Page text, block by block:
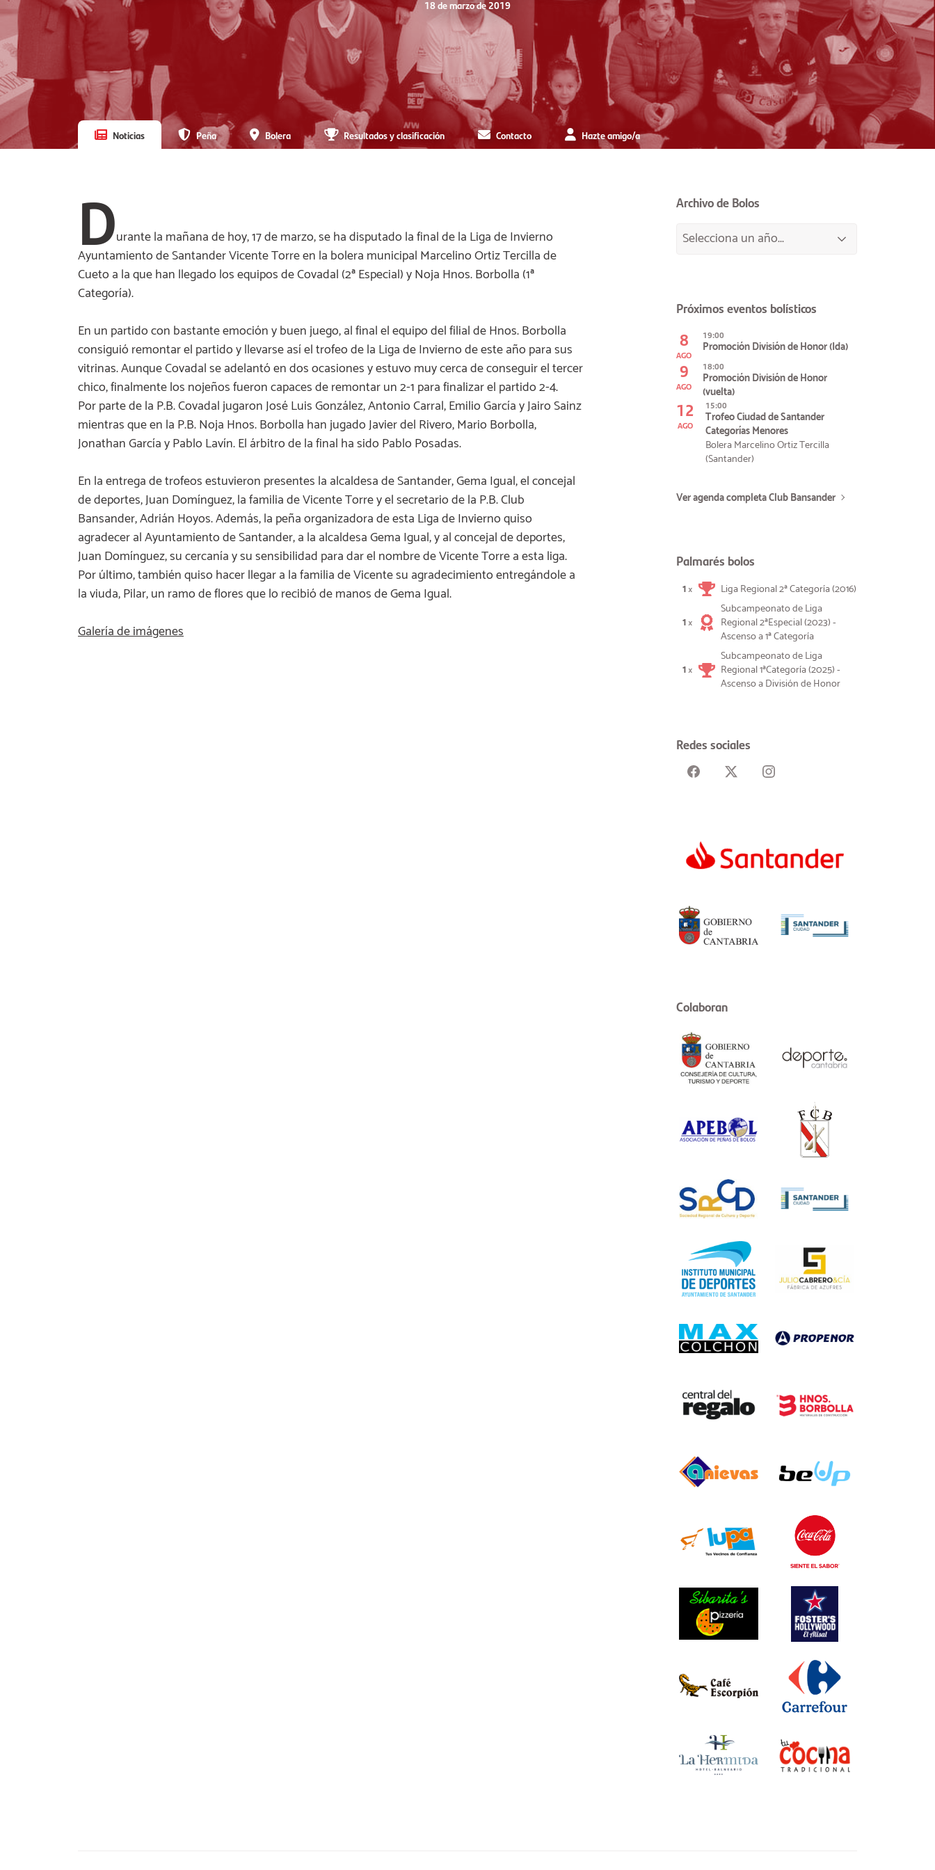
18 de marzo de 2019
Noticias Peña Bolera Resultados y clasificación Contacto Hazte amigo/a
Durante la mañana de hoy, 17 de marzo, se ha disputado la final de la Liga de Invierno
Ayuntamiento de Santander Vicente Torre en la bolera municipal Marcelino Ortiz Tercilla de
Cueto a la que han llegado los equipos de Covadal (2ª Especial) y Noja Hnos. Borbolla (1ª
Categoría).
En un partido con bastante emoción y buen juego, al final el equipo del filial de Hnos. Borbolla
consiguió remontar el partido y llevarse así el trofeo de la Liga de Invierno de este año para sus
vitrinas. Aunque Covadal se adelantó en dos ocasiones y estuvo muy cerca de conseguir el tercer
chico, finalmente los nojeños fueron capaces de remontar un 2-1 para finalizar el partido 2-4.
Por parte de la P.B. Covadal jugaron José Luis González, Antonio Carral, Emilio García y Jairo Sainz
mientras que en la P.B. Noja Hnos. Borbolla han jugado Javier del Rivero, Mario Borbolla,
Jonathan García y Pablo Lavín. El árbitro de la final ha sido Pablo Posadas.
En la entrega de trofeos estuvieron presentes la alcaldesa de Santander, Gema Igual, el concejal
de deportes, Juan Domínguez, la familia de Vicente Torre y el secretario de la P.B. Club
Bansander, Adrián Hoyos. Además, la peña organizadora de esta Liga de Invierno quiso
agradecer al Ayuntamiento de Santander, a la alcaldesa Gema Igual, y al concejal de deportes,
Juan Domínguez, su cercanía y su sensibilidad para dar el nombre de Vicente Torre a esta liga.
Por último, también quiso hacer llegar a la familia de Vicente su agradecimiento entregándole a
la viuda, Pilar, un ramo de flores que lo recibió de manos de Gema Igual.
Galería de imágenes
Archivo de Bolos
Próximos eventos bolísticos
8
AGO
19:00
Promoción División de Honor (Ida)
9
AGO
18:00
Promoción División de Honor
(vuelta)
12
AGO
15:00
Trofeo Ciudad de Santander
Categorías Menores
Bolera Marcelino Ortiz Tercilla
(Santander)
Ver agenda completa Club Bansander
Palmarés bolos
1× Liga Regional 2ª Categoría (2016)
1×
Subcampeonato de Liga
Regional 2ªEspecial (2023) -
Ascenso a 1ª Categoría
1×
Subcampeonato de Liga
Regional 1ªCategoría (2025) -
Ascenso a División de Honor
Redes sociales
Colaboran